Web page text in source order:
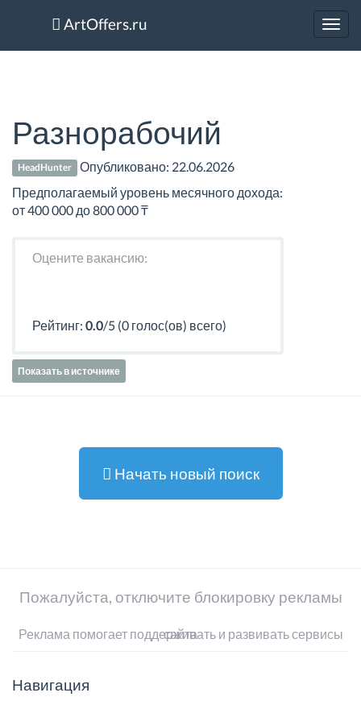
ArtOffers.ru
Разнорабочий
HeadHunter Опубликовано: 22.06.2026
Предполагаемый уровень месячного дохода:
от 400 000 до 800 000 ₸
Оцените вакансию:
Рейтинг: 0.0/5 (0 голос(ов) всего)
Показать в источнике
Начать новый поиск
Пожалуйста, отключите блокировку рекламы
Реклама помогает поддерживать и развивать сервисы сайта
Навигация